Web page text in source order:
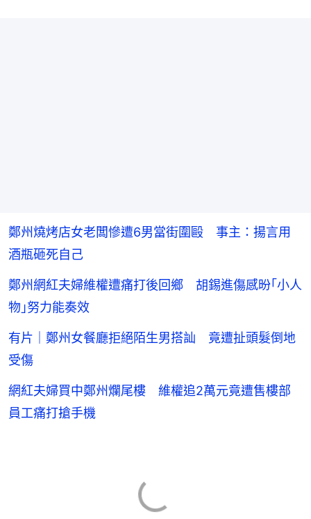
鄭州燒烤店女老闆慘遭6男當街圍毆 事主：揚言用
酒瓶砸死自己
鄭州網紅夫婦維權遭痛打後回鄉 胡錫進傷感昐｢小人
物｣努力能奏效
有片｜鄭州女餐廳拒絕陌生男搭訕 竟遭扯頭髮倒地
受傷
網紅夫婦買中鄭州爛尾樓 維權追2萬元竟遭售樓部
員工痛打搶手機